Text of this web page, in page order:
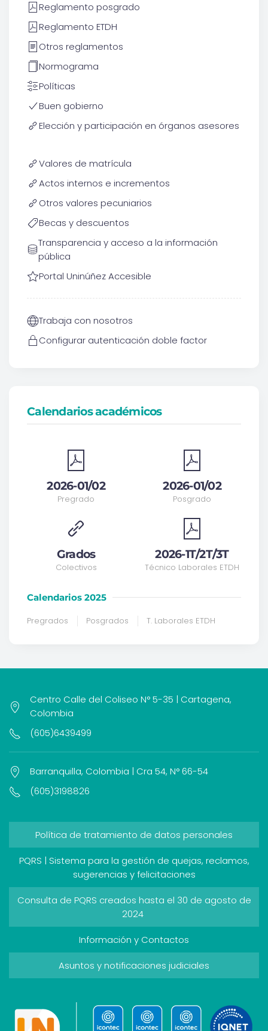
Reglamento posgrado
Reglamento ETDH
Otros reglamentos
Normograma
Políticas
Buen gobierno
Elección y participación en órganos asesores
Valores de matrícula
Actos internos e incrementos
Otros valores pecuniarios
Becas y descuentos
Transparencia y acceso a la información
pública
Portal Uninúñez Accesible
Trabaja con nosotros
Configurar autenticación doble factor
Calendarios académicos
2026-01/02
Pregrado
Grados
Colectivos
2026-01/02
Posgrado
2026-1T/2T/3T
Técnico Laborales ETDH
Calendarios 2025
Pregrados Posgrados T. Laborales ETDH
Centro Calle del Coliseo N° 5-35 | Cartagena,
Colombia
(605)6439499
Barranquilla, Colombia | Cra 54, N° 66-54
(605)3198826
Política de tratamiento de datos personales
PQRS | Sistema para la gestión de quejas, reclamos,
sugerencias y felicitaciones
Consulta de PQRS creados hasta el 30 de agosto de
2024
Información y Contactos
Asuntos y notificaciones judiciales